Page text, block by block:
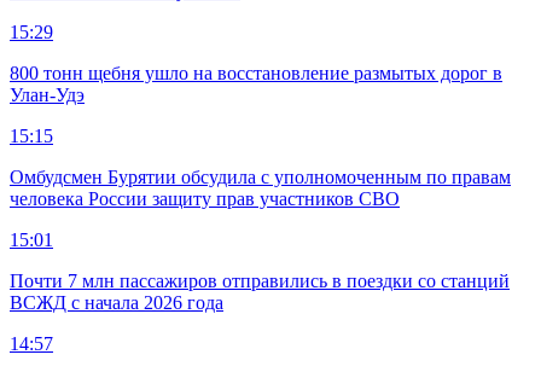
15:29
800 тонн щебня ушло на восстановление размытых дорог в
Улан-Удэ
15:15
Омбудсмен Бурятии обсудила с уполномоченным по правам
человека России защиту прав участников СВО
15:01
Почти 7 млн пассажиров отправились в поездки со станций
ВСЖД с начала 2026 года
14:57